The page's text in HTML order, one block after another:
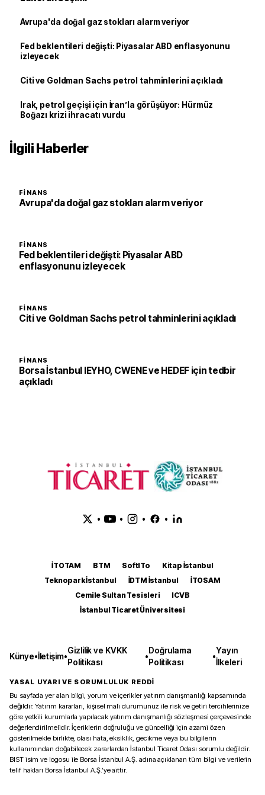
Avrupa'da doğal gaz stokları alarm veriyor
Fed beklentileri değişti: Piyasalar ABD enflasyonunu
izleyecek
Citi ve Goldman Sachs petrol tahminlerini açıkladı
Irak, petrol geçişi için İran’la görüşüyor: Hürmüz
Boğazı krizi ihracatı vurdu
İlgili Haberler
FINANS
Avrupa'da doğal gaz stokları alarm veriyor
FINANS
Fed beklentileri değişti: Piyasalar ABD
enflasyonunu izleyecek
FINANS
Citi ve Goldman Sachs petrol tahminlerini açıkladı
FINANS
Borsa İstanbul IEYHO, CWENE ve HEDEF için tedbir
açıkladı
• • • •
İTOTAM BTM SoftITo
Kitap İstanbul
Teknopark İstanbul
İDTM İstanbul
İTOSAM
Cemile Sultan Tesisleri
ICVB
İstanbul Ticaret Üniversitesi
Künye•İletişim•
Gizlilik ve KVKK
Politikası
•
Doğrulama
Politikası
•
Yayın
İlkeleri
YASAL UYARI VE SORUMLULUK REDDİ
Bu sayfada yer alan bilgi, yorum ve içerikler yatırım danışmanlığı kapsamında
değildir. Yatırım kararları, kişisel mali durumunuz ile risk ve getiri tercihlerinize
göre yetkili kurumlarla yapılacak yatırım danışmanlığı sözleşmesi çerçevesinde
değerlendirilmelidir. İçeriklerin doğruluğu ve güncelliği için azami özen
gösterilmekle birlikte, olası hata, eksiklik, gecikme veya bu bilgilerin
kullanımından doğabilecek zararlardan İstanbul Ticaret Odası sorumlu değildir.
BIST isim ve logosu ile Borsa İstanbul A.Ş. adına açıklanan tüm bilgi ve verilerin
telif hakları Borsa İstanbul A.Ş.’ye aittir.